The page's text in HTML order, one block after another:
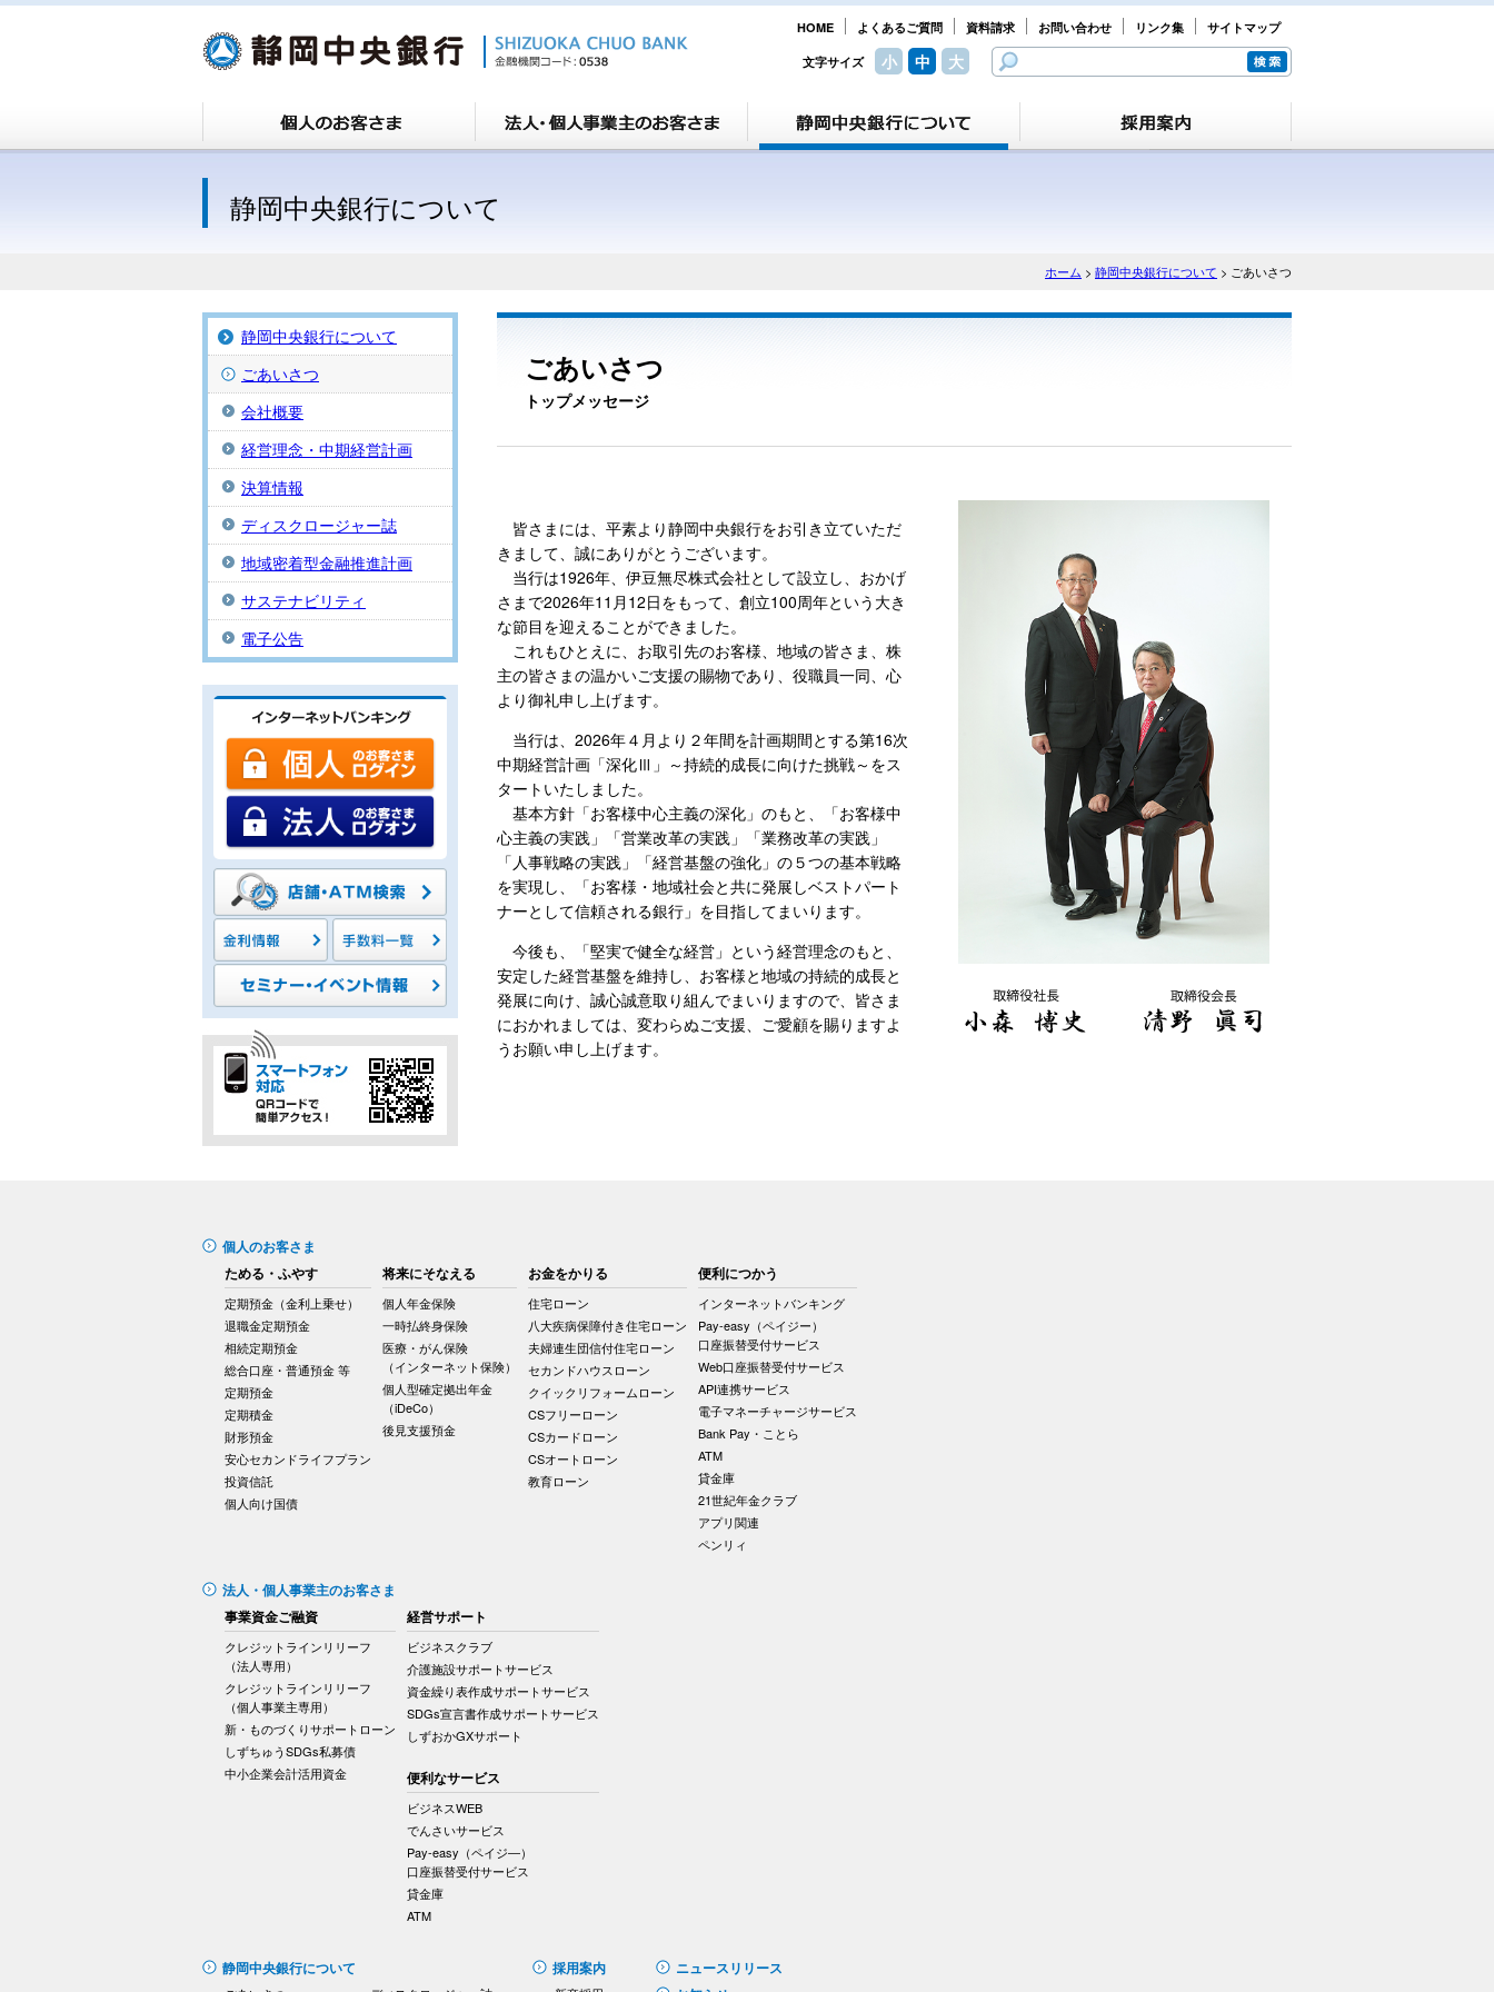
サイトマップ
リンク集
お問い合わせ
資料請求
よくあるご質問
HOME
文字サイズ 小 中 大
静岡中央銀行について
ホーム > 静岡中央銀行について > ごあいさつ
ごあいさつ
トップメッセージ
皆さまには、平素より静岡中央銀行をお引き立ていただ
きまして、誠にありがとうございます。
当行は1926年、伊豆無尽株式会社として設立し、おかげ
さまで2026年11月12日をもって、創立100周年という大き
な節目を迎えることができました。
これもひとえに、お取引先のお客様、地域の皆さま、株
主の皆さまの温かいご支援の賜物であり、役職員一同、心
より御礼申し上げます。
当行は、2026年４月より２年間を計画期間とする第16次
中期経営計画「深化Ⅲ」～持続的成長に向けた挑戦～をス
タートいたしました。
基本方針「お客様中心主義の深化」のもと、「お客様中
心主義の実践」「営業改革の実践」「業務改革の実践」
「人事戦略の実践」「経営基盤の強化」の５つの基本戦略
を実現し、「お客様・地域社会と共に発展しベストパート
ナーとして信頼される銀行」を目指してまいります。
今後も、「堅実で健全な経営」という経営理念のもと、
安定した経営基盤を維持し、お客様と地域の持続的成長と
発展に向け、誠心誠意取り組んでまいりますので、皆さま
におかれましては、変わらぬご支援、ご愛顧を賜りますよ
うお願い申し上げます。
静岡中央銀行について
ごあいさつ
会社概要
経営理念・中期経営計画
決算情報
ディスクロージャー誌
地域密着型金融推進計画
サステナビリティ
電子公告
個人のお客さま
ためる・ふやす
定期預金（金利上乗せ）
退職金定期預金
相続定期預金
総合口座・普通預金 等
定期預金
定期積金
財形預金
安心セカンドライフプラン
投資信託
個人向け国債
将来にそなえる
個人年金保険
一時払終身保険
医療・がん保険
（インターネット保険）
個人型確定拠出年金
（iDeCo）
後見支援預金
お金をかりる
住宅ローン
八大疾病保障付き住宅ローン
夫婦連生団信付住宅ローン
セカンドハウスローン
クイックリフォームローン
CSフリーローン
CSカードローン
CSオートローン
教育ローン
便利につかう
インターネットバンキング
Pay-easy（ペイジー）
口座振替受付サービス
Web口座振替受付サービス
API連携サービス
電子マネーチャージサービス
Bank Pay・ことら
ATM
貸金庫
21世紀年金クラブ
アプリ関連
ペンリィ
法人・個人事業主のお客さま
事業資金ご融資
クレジットラインリリーフ
（法人専用）
クレジットラインリリーフ
（個人事業主専用）
新・ものづくりサポートローン
しずちゅうSDGs私募債
中小企業会計活用資金
経営サポート
ビジネスクラブ
介護施設サポートサービス
資金繰り表作成サポートサービス
SDGs宣言書作成サポートサービス
しずおかGXサポート
便利なサービス
ビジネスWEB
でんさいサービス
Pay-easy（ペイジ―）
口座振替受付サービス
貸金庫
ATM
静岡中央銀行について 採用案内
ニュースリリース